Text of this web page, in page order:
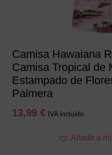
Camisa Hawaiana
Camisa Tropical de
Estampado de
Palmera
13,99 € IVA incluido
Añadir a